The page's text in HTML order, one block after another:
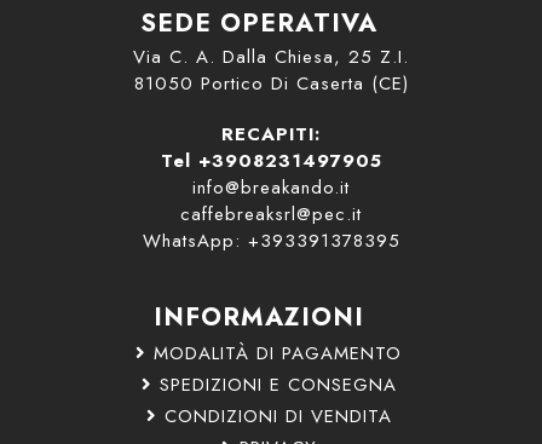
SEDE OPERATIVA
Via C. A. Dalla Chiesa, 25 Z.I.
81050 Portico Di Caserta (CE)
RECAPITI:
Tel +3908231497905
info@breakando.it
caffebreaksrl@pec.it
WhatsApp: +393391378395
INFORMAZIONI
MODALITÀ DI PAGAMENTO
SPEDIZIONI E CONSEGNA
CONDIZIONI DI VENDITA